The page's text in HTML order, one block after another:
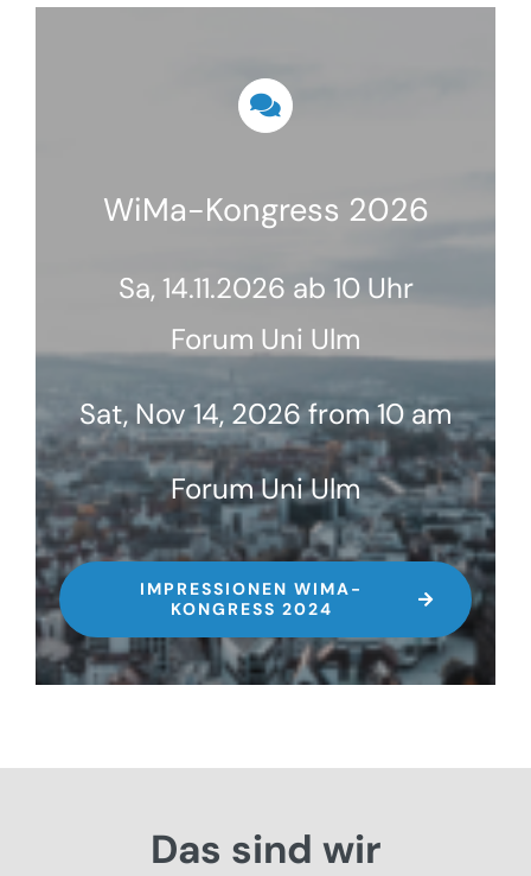
WiMa-Kongress 2026
Sa, 14.11.2026 ab 10 Uhr
Forum Uni Ulm
Sat, Nov 14, 2026 from 10 am
Forum Uni Ulm
IMPRESSIONEN WIMA-
KONGRESS 2024
Das sind wir